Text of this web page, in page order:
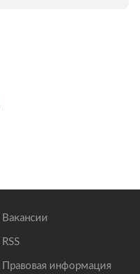
Вакансии
RSS
Правовая информация